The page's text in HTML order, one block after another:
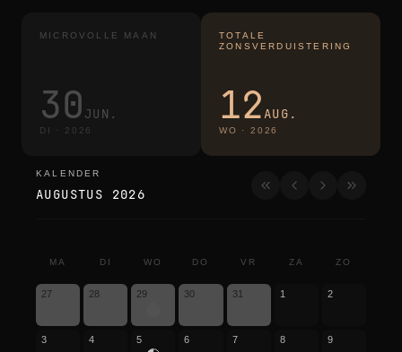
MICROVOLLE MAAN
30 JUN.
DI · 2026
TOTALE
ZONSVERDUISTERING
12AUG.
WO · 2026
kalender
KALENDER
AUGUSTUS 2026
MA DI WO DO VR ZA ZO
27 28 29 30 31 1 2
3 4 5 6 7 8 9